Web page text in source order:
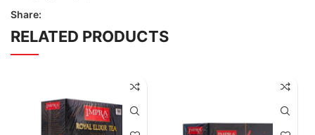
Share:
RELATED PRODUCTS